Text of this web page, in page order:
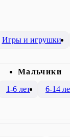
Игры и игрушки
Mальчики
1-6 лет
6-14